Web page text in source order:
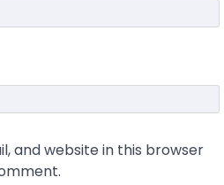
and website in this browser